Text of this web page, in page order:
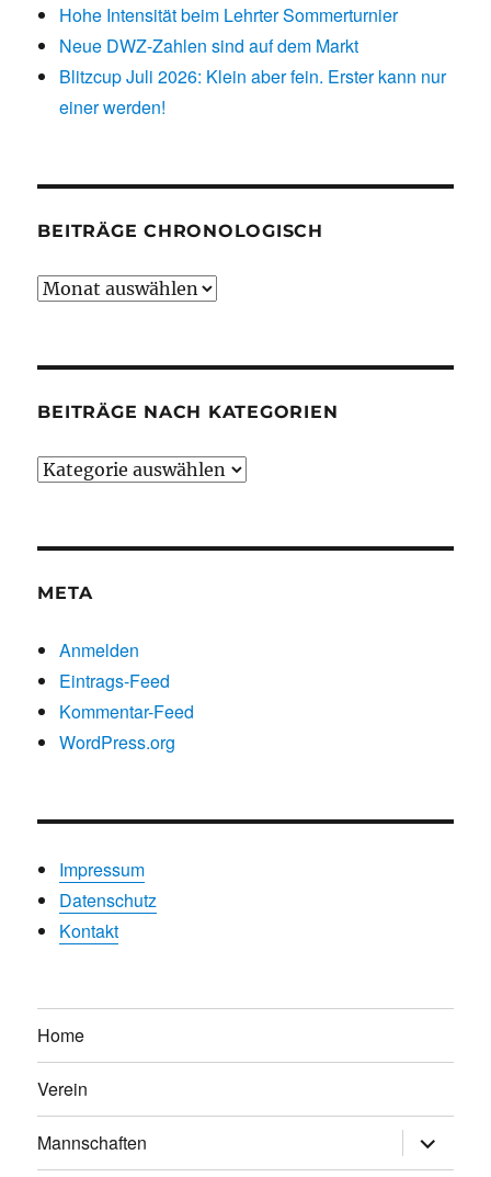
Hohe Intensität beim Lehrter Sommerturnier
Neue DWZ-Zahlen sind auf dem Markt
Blitzcup Juli 2026: Klein aber fein. Erster kann nur
einer werden!
BEITRÄGE CHRONOLOGISCH
Beiträge
BEITRÄGE NACH KATEGORIEN
Beiträge
META
Anmelden
Eintrags-Feed
Kommentar-Feed
WordPress.org
Impressum
Datenschutz
Kontakt
Home
Verein
Mannschaften anzeigen